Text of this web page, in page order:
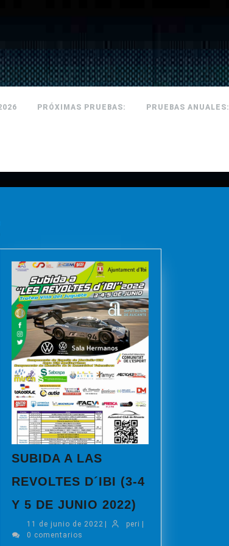
PRÓXIMAS PRUEBAS: PRUEBAS ANUALES:
SUBIDA A LAS
REVOLTES D´IBI (3-4
Y 5 DE JUNIO 2022)
LAS
11 de junio de 2022 11
peri peri
0 comentarios